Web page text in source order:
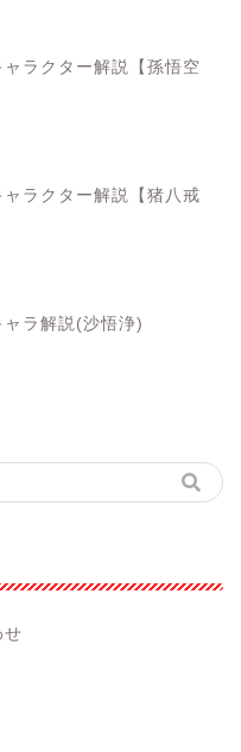
ャラクター解説【孫悟空
ャラクター解説【猪八戒
ャラ解説(沙悟浄)
せ